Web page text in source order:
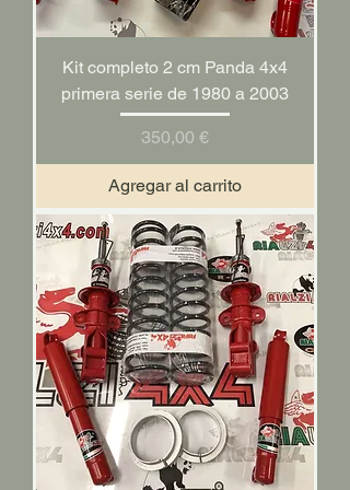
Kit completo 2 cm Panda 4x4
primera serie de 1980 a 2003
Precio
350,00 €
Agregar al carrito